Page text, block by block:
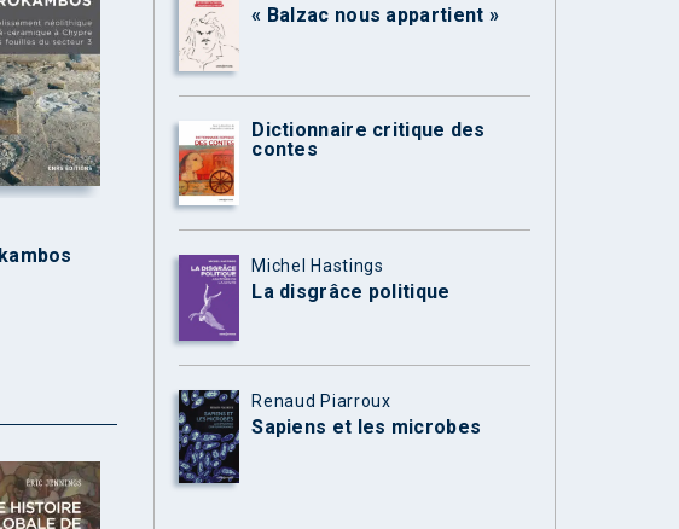
« Balzac nous appartient »
Dictionnaire critique des
contes
Michel Hastings
La disgrâce politique
Renaud Piarroux
Sapiens et les microbes